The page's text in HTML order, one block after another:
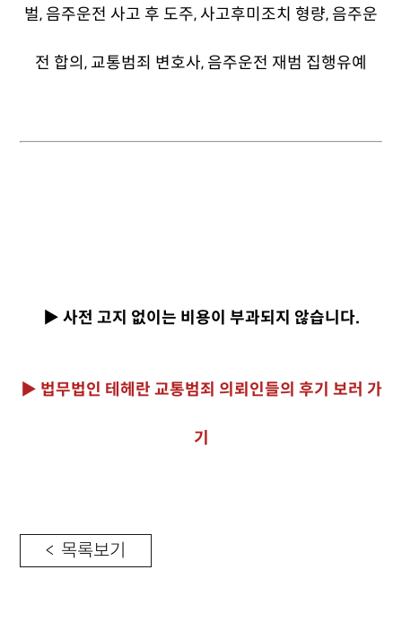
▶ 사전 고지 없이는 비용이 부과되지 않습니다.
▶ 법무법인 테헤란 교통범죄 의뢰인들의 후기 보러 가
기
< 목록보기